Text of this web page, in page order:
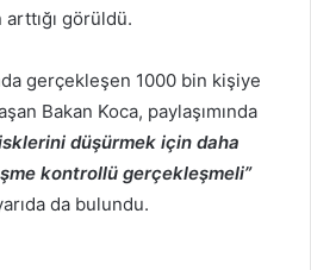
arttığı görüldü.
gerçekleşen 1000 bin kişiye
Bakan Koca, paylaşımında
düşürmek için daha
kontrollü gerçekleşmeli”
da bulundu.